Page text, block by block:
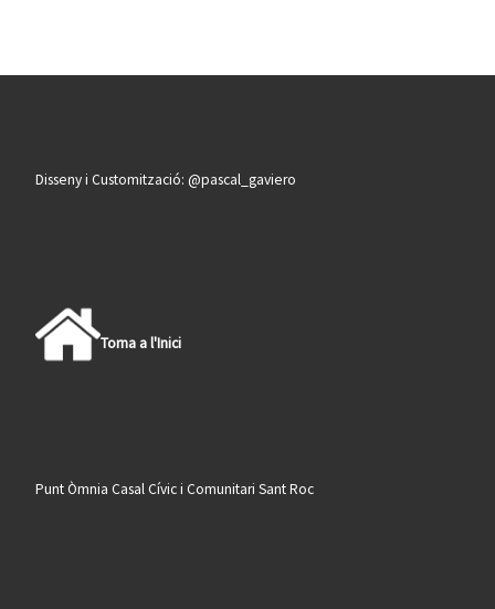
Disseny i Customització: @pascal_gaviero
Torna a l'Inici
Punt Òmnia Casal Cívic i Comunitari Sant Roc